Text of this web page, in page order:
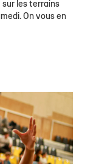
les terrains
On vous en